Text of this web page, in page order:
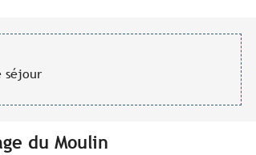
séjour
du Moulin